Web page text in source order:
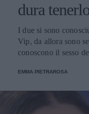
dura
I due si sono
Vip, da allora sono
conoscono il sesso
EMMA PIETRAROSA